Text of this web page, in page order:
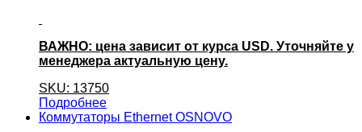
ВАЖНО: цена зависит от курса USD. Уточняйте у
менеджера актуальную цену.
SKU: 13750
Подробнее
Коммутаторы Ethernet OSNOVO